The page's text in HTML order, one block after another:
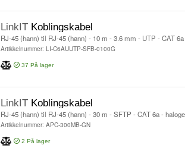
LinkIT Koblingskabel
RJ-45 (hann) til RJ-45 (hann) - 10 m - 3.6 mm - UTP - CAT
Artikkelnummer: LI-C6AUUTP-SFB-0100G
37 På lager
LinkIT Koblingskabel
RJ-45 (hann) til RJ-45 (hann) - 30 m - SFTP - CAT 6a -
Artikkelnummer: APC-300MB-GN
2 På lager